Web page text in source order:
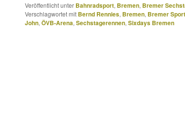
Veröffentlicht unter Bahnradsport, Bremen, Bremer
Verschlagwortet mit Bernd Rennies, Bremen, Bremer
John, ÖVB-Arena, Sechstagerennen, Sixdays Bremen